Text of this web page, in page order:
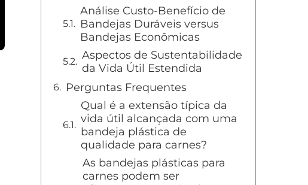
Análise Custo-Benefício de
Bandejas Duráveis versus
Bandejas Econômicas
Aspectos de Sustentabilidade
da Vida Útil Estendida
Perguntas Frequentes
Qual é a extensão típica da
vida útil alcançada com uma
bandeja plástica de
qualidade para carnes?
As bandejas plásticas para
carnes podem ser